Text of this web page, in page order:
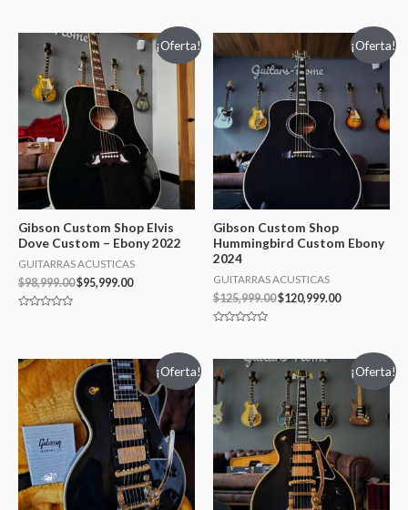
5
de
¡Oferta!
Gibson Custom Shop Elvis
Dove Custom – Ebony 2022
GUITARRAS ACUSTICAS
$98,999.00$95,999.00
¡Oferta!
Gibson Custom Shop
Hummingbird Custom Ebony
2024
GUITARRAS ACUSTICAS
$125,999.00$120,999.00
de
5
¡Oferta! ¡Oferta!